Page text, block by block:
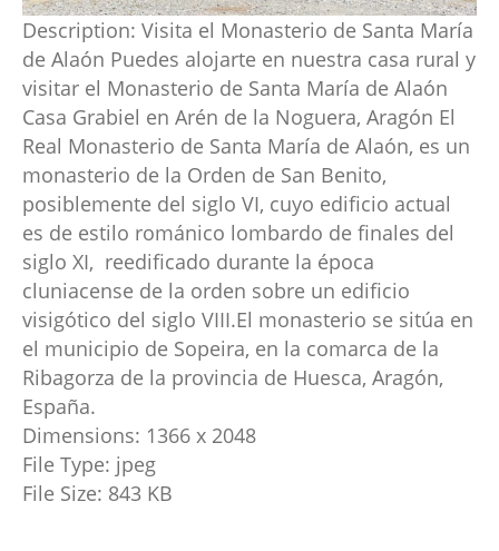
Description: Visita el Monasterio de Santa María
de Alaón Puedes alojarte en nuestra casa rural y
visitar el Monasterio de Santa María de Alaón
Casa Grabiel en Arén de la Noguera, Aragón El
Real Monasterio de Santa María de Alaón, es un
monasterio de la Orden de San Benito,
posiblemente del siglo VI, cuyo edificio actual
es de estilo románico lombardo de finales del
siglo XI, ​ reedificado durante la época
cluniacense de la orden sobre un edificio
visigótico del siglo VIII.​ El monasterio se sitúa en
el municipio de Sopeira, en la comarca de la
Ribagorza de la provincia de Huesca, Aragón,
España.
Dimensions: 1366 x 2048
File Type: jpeg
File Size: 843 KB